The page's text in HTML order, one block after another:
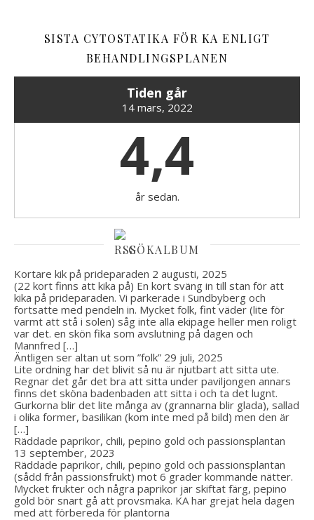
SISTA CYTOSTATIKA FÖR KA ENLIGT
BEHANDLINGSPLANEN
Tiden går
14 mars, 2022
4,4
år sedan.
GÖKALBUM
Kortare kik på prideparaden 2 augusti, 2025
(22 kort finns att kika på) En kort sväng in till stan för att
kika på prideparaden. Vi parkerade i Sundbyberg och
fortsatte med pendeln in. Mycket folk, fint väder (lite för
varmt att stå i solen) såg inte alla ekipage heller men roligt
var det. en skön fika som avslutning på dagen och
Mannfred […]
Äntligen ser altan ut som ”folk” 29 juli, 2025
Lite ordning har det blivit så nu är njutbart att sitta ute.
Regnar det går det bra att sitta under paviljongen annars
finns det sköna badenbaden att sitta i och ta det lugnt.
Gurkorna blir det lite många av (grannarna blir glada), sallad
i olika former, basilikan (kom inte med på bild) men den är
[…]
Räddade paprikor, chili, pepino gold och passionsplantan
13 september, 2023
Räddade paprikor, chili, pepino gold och passionsplantan
(sådd från passionsfrukt) mot 6 grader kommande nätter.
Mycket frukter och några paprikor jar skiftat färg, pepino
gold bör snart gå att provsmaka. KA har grejat hela dagen
med att förbereda för plantorna